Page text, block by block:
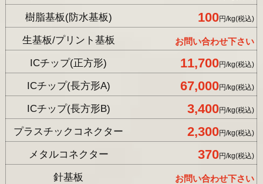
樹脂基板(防水基板) 100円/kg(税込)
生基板/プリント基板 お問い合わせ下さい
ICチップ(正方形) 11,700円/kg(税込)
ICチップ(長方形A) 67,000円/kg(税込)
ICチップ(長方形B) 3,400円/kg(税込)
プラスチックコネクター 2,300円/kg(税込)
メタルコネクター 370円/kg(税込)
針基板 お問い合わせ下さい